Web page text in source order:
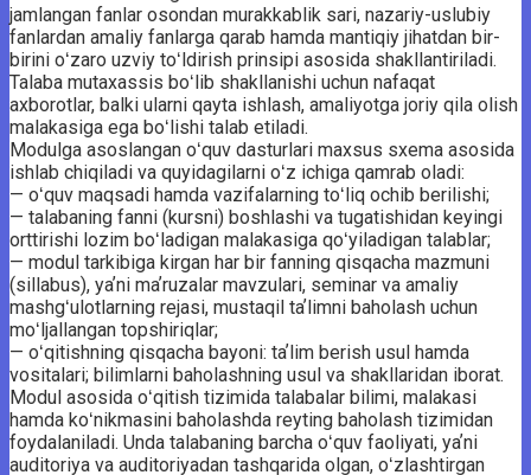
jamlangan fanlar osondan murakkablik sari, nazariy-uslubiy
fanlardan amaliy fanlarga qarab hamda mantiqiy jihatdan bir-
birini oʻzaro uzviy toʻldirish prinsipi asosida shakllantiriladi.
Talaba mutaxassis boʻlib shakllanishi uchun nafaqat
axborotlar, balki ularni qayta ishlash, amaliyotga joriy qila olish
­malakasiga ega boʻlishi talab etiladi.
Modulga asoslangan oʻquv dasturlari maxsus sxema asosida
ishlab chiqiladi va quyidagilarni oʻz ichiga qamrab oladi:
— oʻquv maqsadi hamda vazifalarning toʻliq ochib berilishi;
— talabaning fanni (kursni) boshlashi va tugatishidan keyingi
orttirishi lozim boʻladigan malakasiga qoʻyiladigan ­talablar;
— modul tarkibiga kirgan har bir fanning qisqacha mazmuni
(sillabus), yaʼni maʼruzalar mavzulari, seminar va amaliy
mashgʻulotlarning rejasi, mustaqil taʼlimni baholash uchun
moʻljallangan topshiriqlar;
— oʻqitishning qisqacha bayoni: taʼlim berish usul hamda
vositalari; bilimlarni baholashning usul va shakllaridan ­iborat.
Modul asosida oʻqitish tizimida talabalar bilimi, malakasi
hamda koʻnikmasini baholashda reyting baholash tizimidan
foydalaniladi. Unda talabaning barcha oʻquv faoliyati, yaʼni
auditoriya va auditoriyadan tashqarida olgan, oʻzlashtirgan